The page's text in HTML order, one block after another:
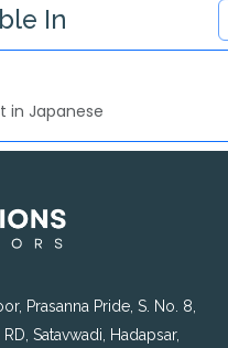
In
in Japanese
Prasanna Pride, S. No. 8,
Satavwadi, Hadapsar,